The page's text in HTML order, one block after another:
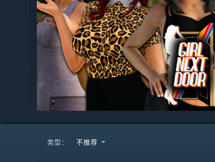
类型： 不推荐